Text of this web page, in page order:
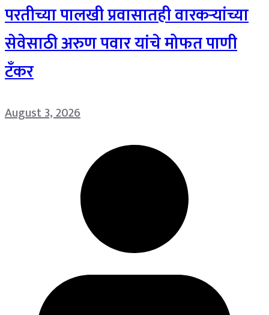
परतीच्या पालखी प्रवासातही वारकऱ्यांच्या
सेवेसाठी अरुण पवार यांचे मोफत पाणी
टँकर
August 3, 2026